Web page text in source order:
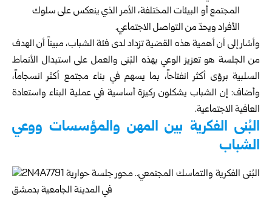
المجتمع أو البيئات المختلفة، الأمر الذي ينعكس على سلوك
الأفراد ويحدّ من التواصل الاجتماعي.
وأشار إلى أن أهمية هذه القضية تزداد لدى فئة الشباب، مبيناً أن الهدف
من الجلسة هو تعزيز الوعي بهذه البُنى والعمل على استبدال الأنماط
السلبية برؤى أكثر انفتاحاً، بما يسهم في بناء مجتمع أكثر انسجاماً،
وأضاف: إن الشباب يشكلون ركيزة أساسية في عملية البناء واستعادة
العافية الاجتماعية.
البُنى الفكرية بين المهن والمؤسسات ووعي
الشباب